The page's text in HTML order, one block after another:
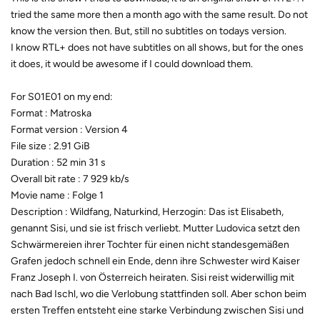
tried the same more then a month ago with the same result. Do not
know the version then. But, still no subtitles on todays version.
I know RTL+ does not have subtitles on all shows, but for the ones
it does, it would be awesome if I could download them.
For S01E01 on my end:
Format : Matroska
Format version : Version 4
File size : 2.91 GiB
Duration : 52 min 31 s
Overall bit rate : 7 929 kb/s
Movie name : Folge 1
Description : Wildfang, Naturkind, Herzogin: Das ist Elisabeth,
genannt Sisi, und sie ist frisch verliebt. Mutter Ludovica setzt den
Schwärmereien ihrer Tochter für einen nicht standesgemäßen
Grafen jedoch schnell ein Ende, denn ihre Schwester wird Kaiser
Franz Joseph I. von Österreich heiraten. Sisi reist widerwillig mit
nach Bad Ischl, wo die Verlobung stattfinden soll. Aber schon beim
ersten Treffen entsteht eine starke Verbindung zwischen Sisi und